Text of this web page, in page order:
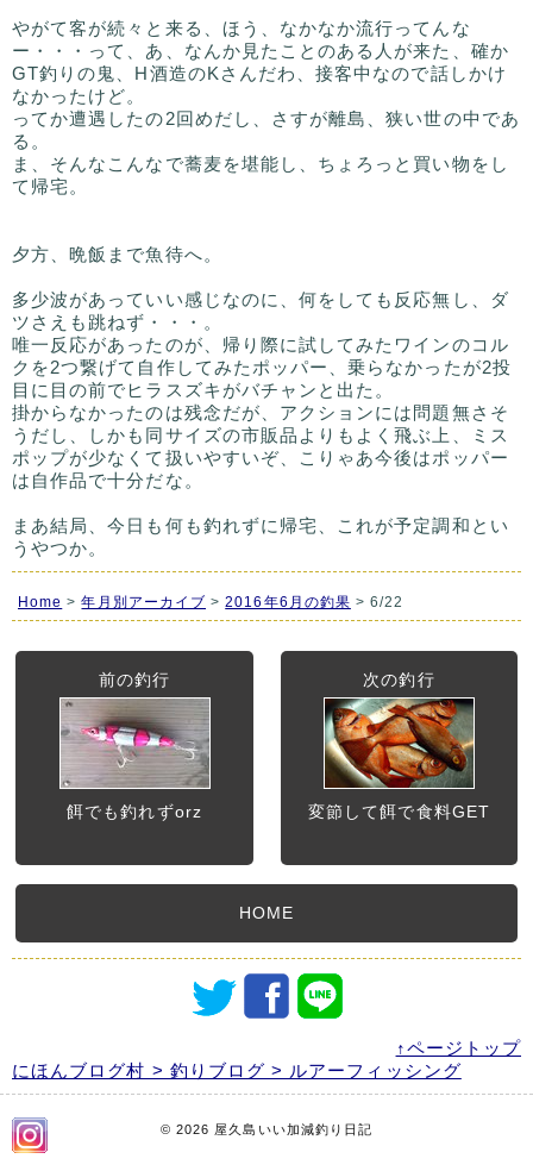
やがて客が続々と来る、ほう、なかなか流行ってんな
ー・・・って、あ、なんか見たことのある人が来た、確か
GT釣りの鬼、H酒造のKさんだわ、接客中なので話しかけ
なかったけど。
ってか遭遇したの2回めだし、さすが離島、狭い世の中であ
る。
ま、そんなこんなで蕎麦を堪能し、ちょろっと買い物をし
て帰宅。
夕方、晩飯まで魚待へ。
多少波があっていい感じなのに、何をしても反応無し、ダ
ツさえも跳ねず・・・。
唯一反応があったのが、帰り際に試してみたワインのコル
クを2つ繋げて自作してみたポッパー、乗らなかったが2投
目に目の前でヒラスズキがバチャンと出た。
掛からなかったのは残念だが、アクションには問題無さそ
うだし、しかも同サイズの市販品よりもよく飛ぶ上、ミス
ポップが少なくて扱いやすいぞ、こりゃあ今後はポッパー
は自作品で十分だな。
まあ結局、今日も何も釣れずに帰宅、これが予定調和とい
うやつか。
Home >年月別アーカイブ >2016年6月の釣果 > 6/22
前の釣行
餌でも釣れずorz
次の釣行
変節して餌で食料GET
HOME
↑ページトップ
にほんブログ村 > 釣りブログ > ルアーフィッシング
© 2026 屋久島いい加減釣り日記